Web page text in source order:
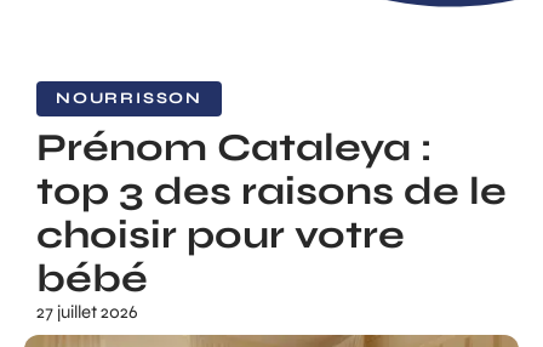
NOURRISSON
Prénom Cataleya :
top 3 des raisons de le
choisir pour votre
bébé
27 juillet 2026